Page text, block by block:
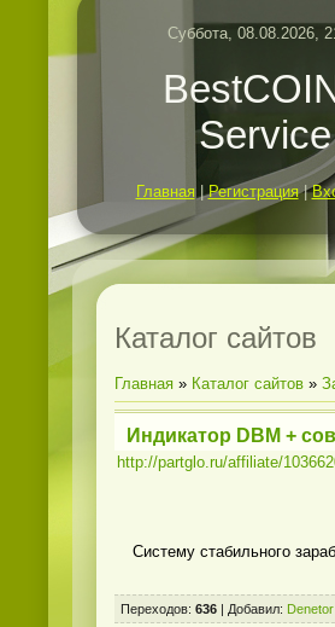
Суббота, 08.08.2026,
Service
Главная |Регистрация|
Каталог сайтов
Главная » Каталог сайтов »
Индикатор DBM +
http://partglo.ru/affiliate/
Систему стабильного
Переходов: 636 Добавил: Denetor